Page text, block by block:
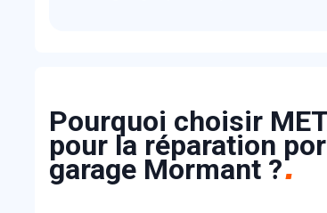
Pourquoi choisir
pour la réparation
garage Mormant ?